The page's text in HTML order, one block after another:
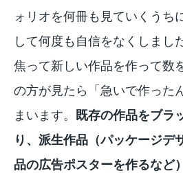
ォリオを何冊も見ていくうち
して何度も自信をなくしまし
焦って新しい作品を作って数
の方が見たら「急いで作った
まいます。 既存の作品をブラ
り、派生作品（パッケージデ
品の広告ポスターを作るなど